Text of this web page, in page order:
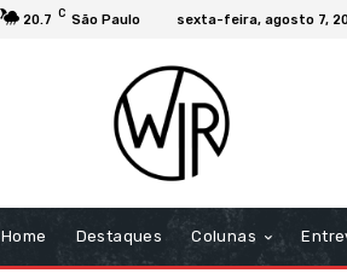
20.7 C São Paulo sexta-feira, agosto 7,
Home Destaques Colunas